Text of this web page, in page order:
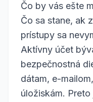
Čo by vás ešte
Čo sa stane, ak
prístupy sa
Aktívny účet
bezpečnostná
dátam, e-
úložiskám. Preto